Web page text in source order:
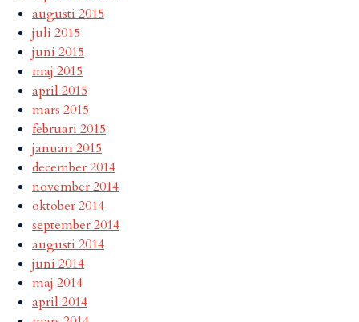
augusti 2015
juli 2015
juni 2015
maj 2015
april 2015
mars 2015
februari 2015
januari 2015
december 2014
november 2014
oktober 2014
september 2014
augusti 2014
juni 2014
maj 2014
april 2014